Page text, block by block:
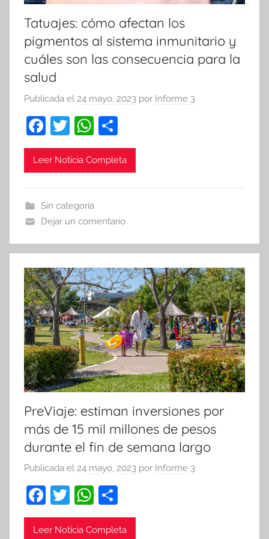
Tatuajes: cómo afectan los
pigmentos al sistema inmunitario y
cuáles son las consecuencia para la
salud
Publicada el 24 mayo, 2023 por Informe 3
F
a
c
b
o
o
k
T
w
itt
W
h
at
A
p
p
o
m
tir
Leer Noticia Completa
Sin categoría
Dejar un comentario
PreViaje: estiman inversiones por
más de 15 mil millones de pesos
durante el fin de semana largo
Publicada el 24 mayo, 2023 por Informe 3
F
a
c
T
w
itt
W
h
at
o
m
Leer Noticia Completa